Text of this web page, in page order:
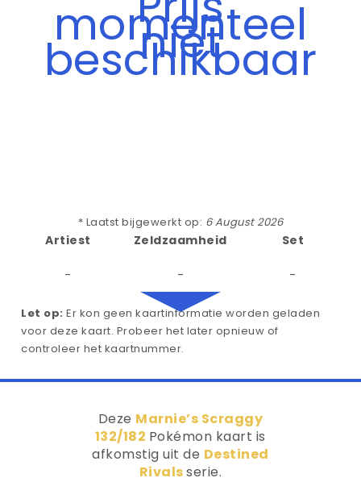
momenteel
niet
beschikbaar
* Laatst bijgewerkt op: 6 August 2026
Artiest
-
Zeldzaamheid
-
Set
-
Let op: Er kon geen kaartinformatie worden geladen
voor deze kaart. Probeer het later opnieuw of
controleer het kaartnummer.
Deze Marnie’s Scraggy
132/182 Pokémon kaart is
afkomstig uit de Destined
Rivalsserie.